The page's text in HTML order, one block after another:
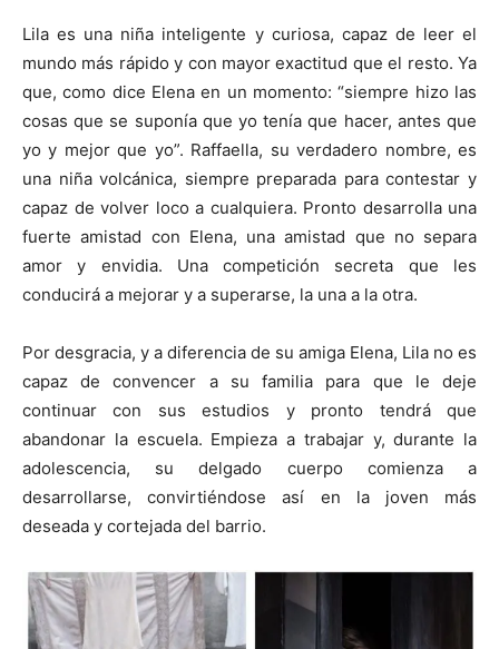
Lila es una niña inteligente y curiosa, capaz de leer el
mundo más rápido y con mayor exactitud que el resto. Ya
que, como dice Elena en un momento: “siempre hizo las
cosas que se suponía que yo tenía que hacer, antes que
yo y mejor que yo”. Raffaella, su verdadero nombre, es
una niña volcánica, siempre preparada para contestar y
capaz de volver loco a cualquiera. Pronto desarrolla una
fuerte amistad con Elena, una amistad que no separa
amor y envidia. Una competición secreta que les
conducirá a mejorar y a superarse, la una a la otra.
Por desgracia, y a diferencia de su amiga Elena, Lila no es
capaz de convencer a su familia para que le deje
continuar con sus estudios y pronto tendrá que
abandonar la escuela. Empieza a trabajar y, durante la
adolescencia, su delgado cuerpo comienza a
desarrollarse, convirtiéndose así en la joven más
deseada y cortejada del barrio.